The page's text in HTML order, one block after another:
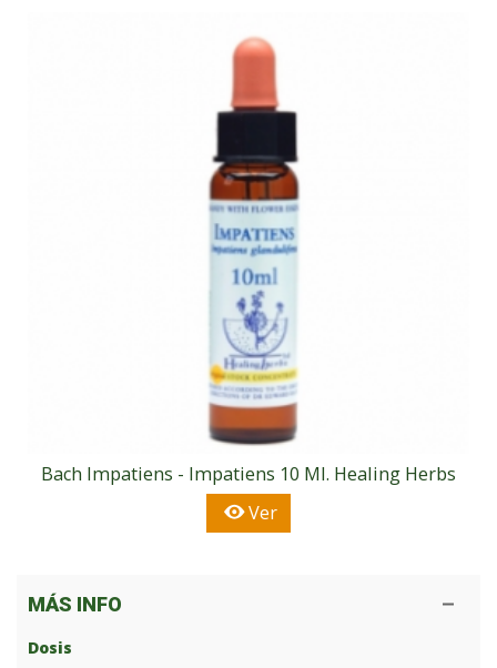
Bach Impatiens - Impatiens 10 Ml. Healing Herbs
Ver
MÁS INFO
Dosis